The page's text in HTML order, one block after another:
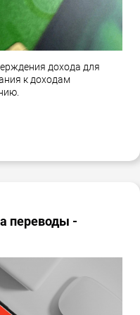
дохода для
к доходам
переводы -